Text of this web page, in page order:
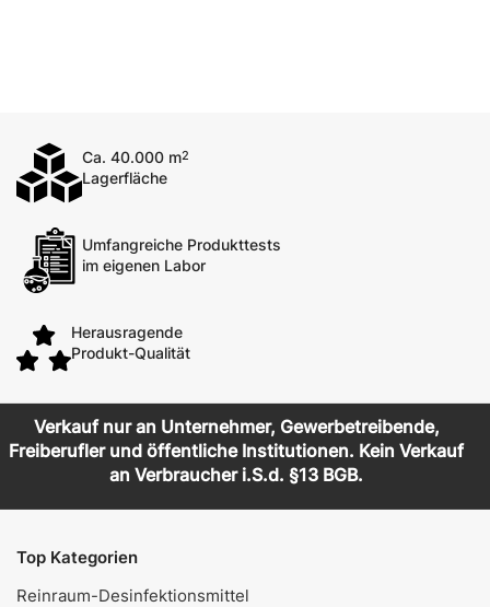
Ca. 40.000 m2
Lagerfläche
Umfangreiche Produkttests
im eigenen Labor
Herausragende
Produkt-Qualität
Verkauf nur an Unternehmer, Gewerbetreibende,
Freiberufler und öffentliche Institutionen. Kein Verkauf
an Verbraucher i.S.d. §13 BGB.
Top Kategorien
Reinraum-Desinfektionsmittel